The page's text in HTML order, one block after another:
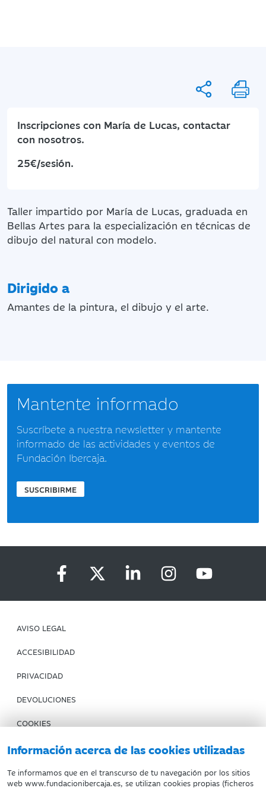
Información acerca de las cookies utilizadas
Te informamos que en el transcurso de tu navegación por los sitios
web www.fundacionibercaja.es, se utilizan cookies propias (ficheros
Inscripciones con María de Lucas, contactar
con nosotros.
25€/sesión.
Taller impartido por María de Lucas, graduada en
Bellas Artes para la especialización en técnicas de
dibujo del natural con modelo.
Dirigido a
Amantes de la pintura, el dibujo y el arte.
Mantente informado
Suscríbete a nuestra newsletter y mantente
informado de las actividades y eventos de
Fundación Ibercaja.
SUSCRIBIRME
AVISO LEGAL
ACCESIBILIDAD
PRIVACIDAD
DEVOLUCIONES
COOKIES
CONDICIONES DE COMPRA
IBERCAJA BANCO